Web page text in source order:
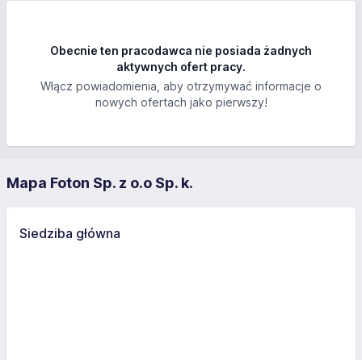
Obecnie ten pracodawca nie posiada żadnych
aktywnych ofert pracy.
Włącz powiadomienia, aby otrzymywać informacje o
nowych ofertach jako pierwszy!
Mapa Foton Sp. z o.o Sp. k.
Siedziba główna